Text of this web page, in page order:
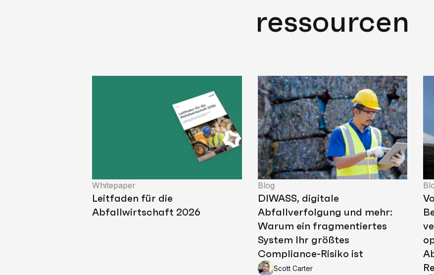
ressourcen
Whitepaper
Leitfaden für die
Abfallwirtschaft 2026
Blog
DIWASS, digitale
Abfallverfolgung und mehr:
Warum ein fragmentiertes
System Ihr größtes
Compliance-Risiko ist
Scott Carter